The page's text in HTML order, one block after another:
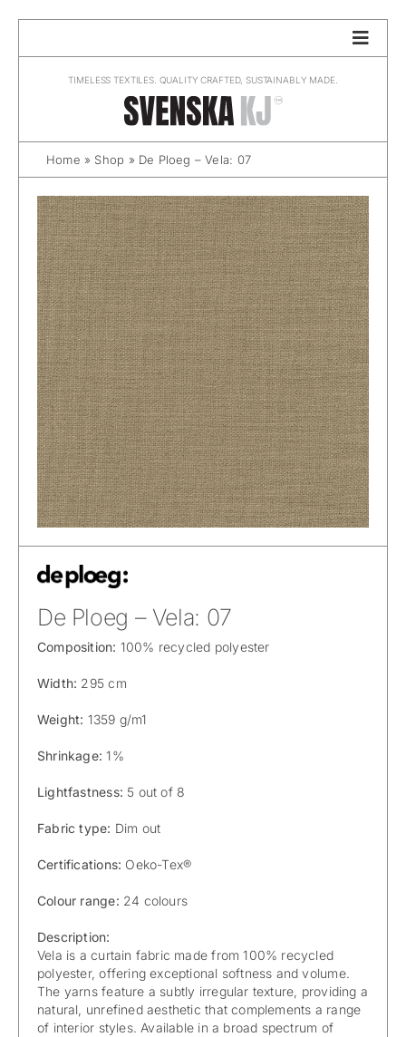
TIMELESS TEXTILES. QUALITY CRAFTED, SUSTAINABLY MADE.
Home » Shop » De Ploeg – Vela: 07
De Ploeg – Vela: 07
Composition: 100% recycled polyester
Width: 295 cm
Weight: 1359 g/m1
Shrinkage: 1%
Lightfastness: 5 out of 8
Fabric type: Dim out
Certifications: Oeko-Tex®
Colour range: 24 colours
Description:
Vela is a curtain fabric made from 100% recycled
polyester, offering exceptional softness and volume.
The yarns feature a subtly irregular texture, providing a
natural, unrefined aesthetic that complements a range
of interior styles. Available in a broad spectrum of